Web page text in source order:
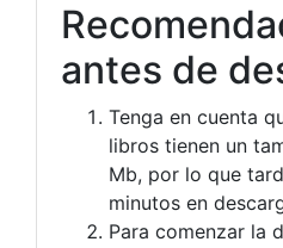
antes de
Tenga en cuenta
libros tienen un
Mb, por lo que
minutos en
Para comenzar la